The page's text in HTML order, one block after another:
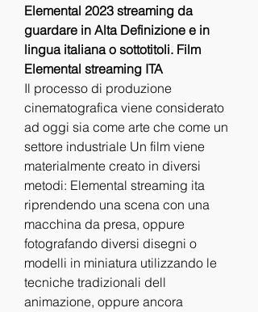
Elemental 2023 streaming da
guardare in Alta Definizione e in
lingua italiana o sottotitoli. Film
Elemental streaming ITA
Il processo di produzione
cinematografica viene considerato
ad oggi sia come arte che come un
settore industriale Un film viene
materialmente creato in diversi
metodi: Elemental streaming ita
riprendendo una scena con una
macchina da presa, oppure
fotografando diversi disegni o
modelli in miniatura utilizzando le
tecniche tradizionali dell
animazione, oppure ancora